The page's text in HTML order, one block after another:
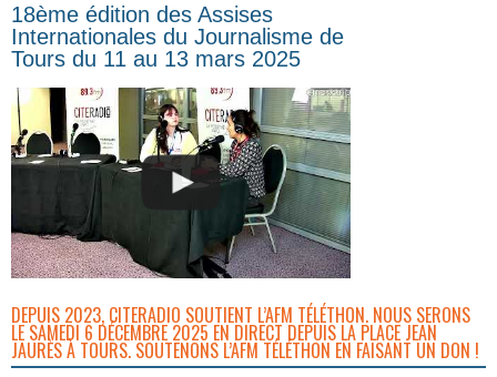
18ème édition des Assises
Internationales du Journalisme de
Tours du 11 au 13 mars 2025
DEPUIS 2023, CITERADIO SOUTIENT L’AFM TÉLÉTHON. NOUS SERONS
LE SAMEDI 6 DÉCEMBRE 2025 EN DIRECT DEPUIS LA PLACE JEAN
JAURÈS À TOURS. SOUTENONS L’AFM TÉLÉTHON EN FAISANT UN DON !